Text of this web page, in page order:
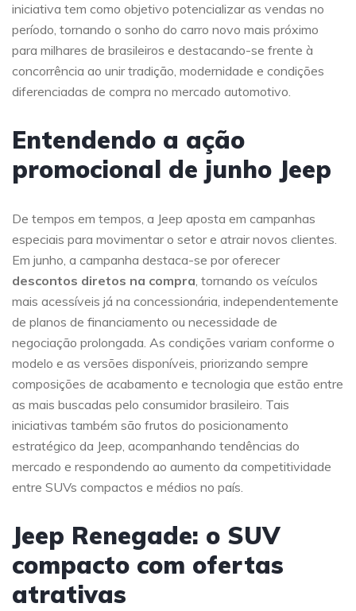
iniciativa tem como objetivo potencializar as vendas no
período, tornando o sonho do carro novo mais próximo
para milhares de brasileiros e destacando-se frente à
concorrência ao unir tradição, modernidade e condições
diferenciadas de compra no mercado automotivo.
Entendendo a ação
promocional de junho Jeep
De tempos em tempos, a Jeep aposta em campanhas
especiais para movimentar o setor e atrair novos clientes.
Em junho, a campanha destaca-se por oferecer
descontos diretos na compra, tornando os veículos
mais acessíveis já na concessionária, independentemente
de planos de financiamento ou necessidade de
negociação prolongada. As condições variam conforme o
modelo e as versões disponíveis, priorizando sempre
composições de acabamento e tecnologia que estão entre
as mais buscadas pelo consumidor brasileiro. Tais
iniciativas também são frutos do posicionamento
estratégico da Jeep, acompanhando tendências do
mercado e respondendo ao aumento da competitividade
entre SUVs compactos e médios no país.
Jeep Renegade: o SUV
compacto com ofertas
atrativas